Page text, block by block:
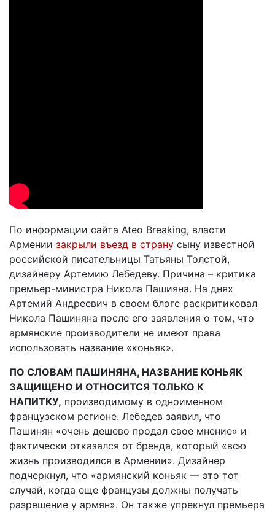
По информации cайта Ateo Breaking, власти
Армении закрыли въезд в страну сыну известной
российской писательницы Татьяны Толстой,
дизайнеру Артемию Лебедеву. Причина – критика
премьер-министра Никола Пашияна. На днях
Артемий Андреевич в своем блоге раскритиковал
Никола Пашиняна после его заявления о том, что
армянские производители не имеют права
использовать название «коньяк».
ПО СЛОВАМ ПАШИНЯНА, НАЗВАНИЕ КОНЬЯК
ЗАЩИЩЕНО И ОТНОСИТСЯ ТОЛЬКО К
НАПИТКУ, производимому в одноименном
французском регионе. Лебедев заявил, что
Пашинян «очень дешево продал свое мнение» и
фактически отказался от бренда, который «всю
жизнь производился в Армении». Дизайнер
подчеркнул, что «армянский коньяк — это тот
случай, когда еще французы должны получать
разрешение у армян». Он также упрекнул премьера